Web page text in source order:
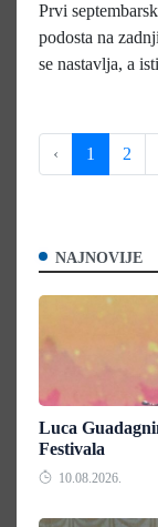
Prvi
podosta na
se nastavlja, a
‹ 1 2
NAJNOVIJE
Luca
Festivala
10.08.2026.